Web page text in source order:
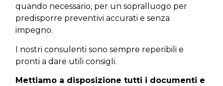
quando necessario, per un sopralluogo per
predisporre preventivi accurati e senza
impegno.
I nostri consulenti sono sempre reperibili e
pronti a dare utili consigli.
Mettiamo a disposizione tutti i documenti e